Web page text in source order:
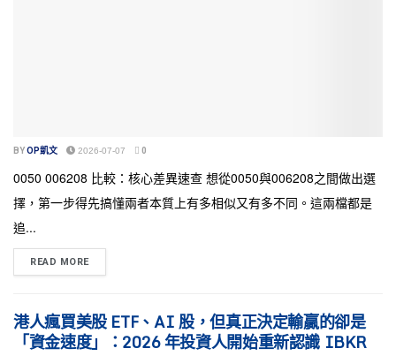
BYOP凱文 2026-07-07 0
0050 006208 比較：核心差異速查 想從0050與006208之間做出選
擇，第一步得先搞懂兩者本質上有多相似又有多不同。這兩檔都是
追...
READ MORE
港人瘋買美股 ETF、AI 股，但真正決定輸贏的卻是
「資金速度」：2026 年投資人開始重新認識 IBKR